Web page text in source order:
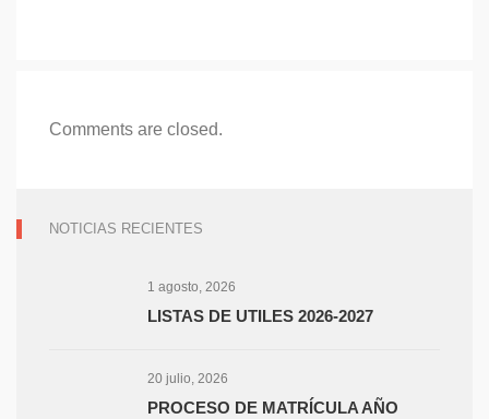
Comments are closed.
NOTICIAS RECIENTES
1 agosto, 2026
LISTAS DE UTILES 2026-2027
20 julio, 2026
PROCESO DE MATRÍCULA AÑO